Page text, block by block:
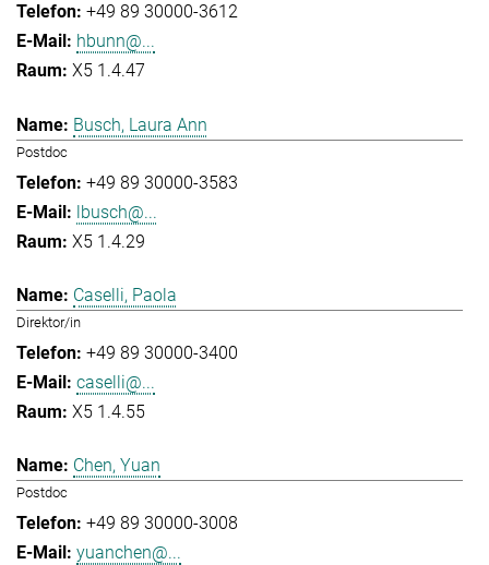
+49 89 30000-3612
hbunn@...
X5 1.4.47
Busch, Laura Ann
Postdoc
+49 89 30000-3583
lbusch@...
X5 1.4.29
Caselli, Paola
Direktor/in
+49 89 30000-3400
caselli@...
X5 1.4.55
Chen, Yuan
Postdoc
+49 89 30000-3008
yuanchen@...